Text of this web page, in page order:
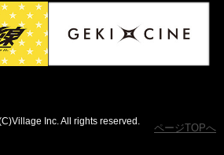
Inc. All rights reserved.
ページTOPへ